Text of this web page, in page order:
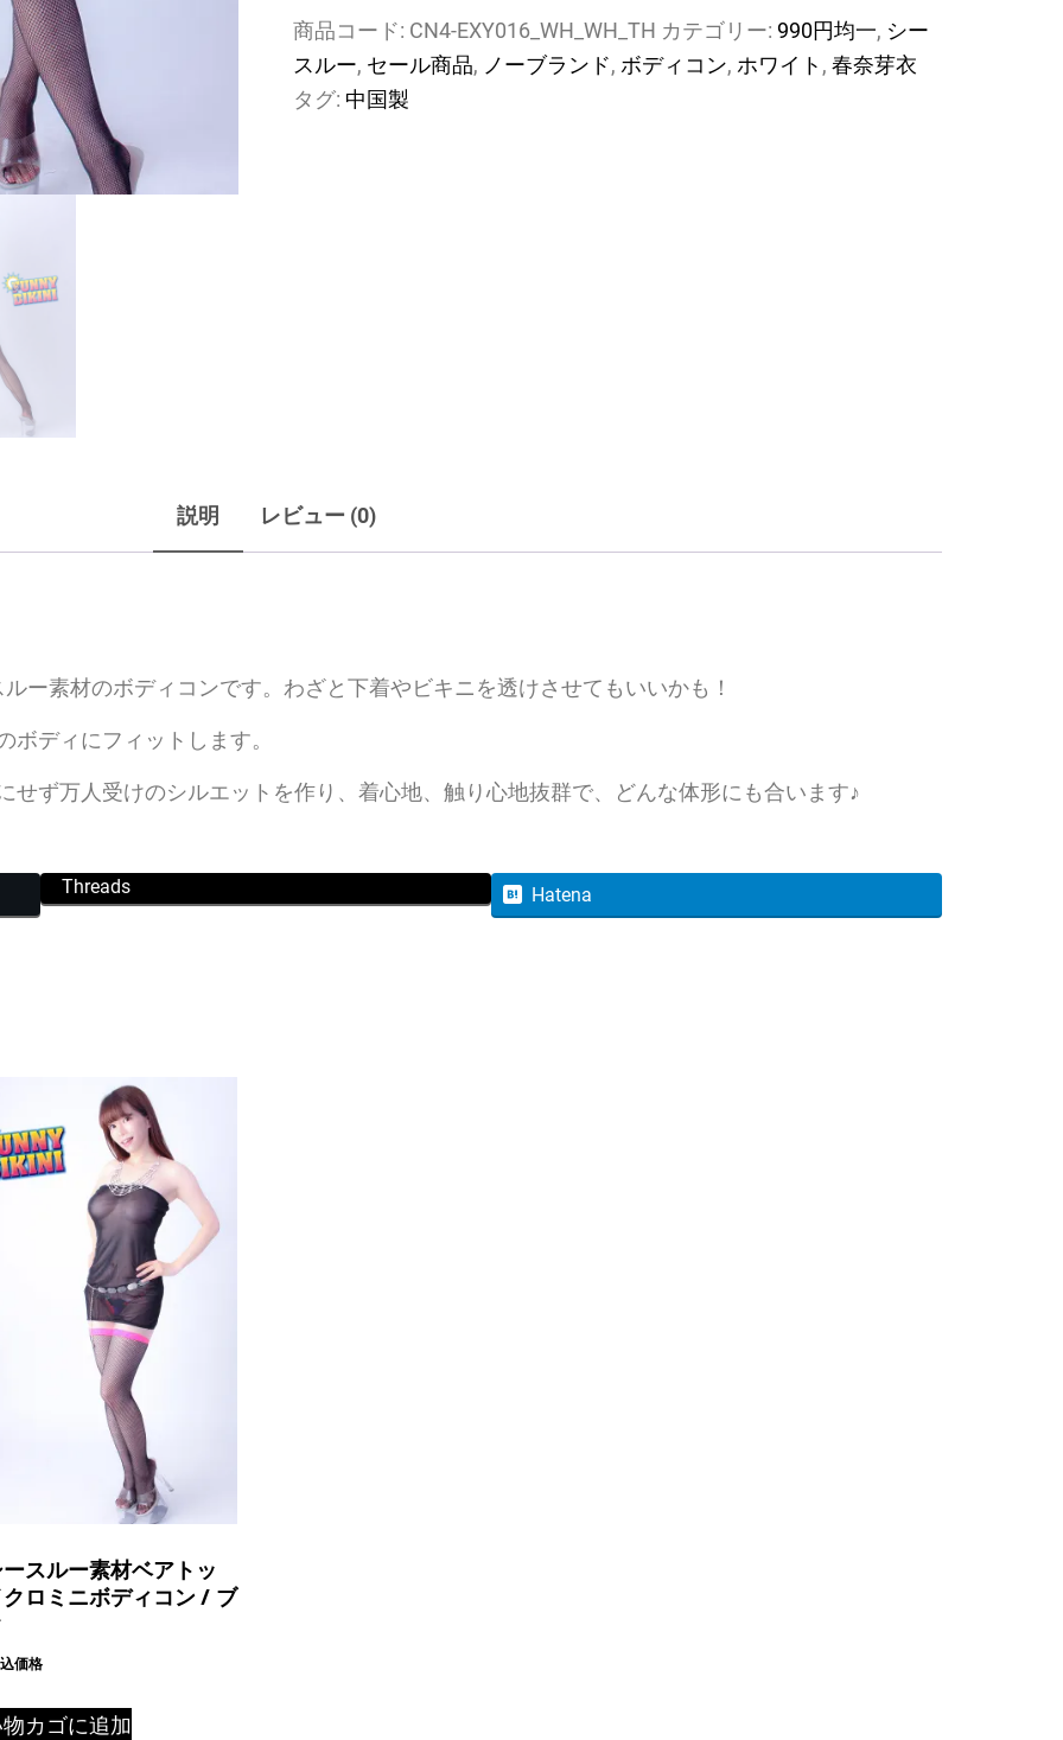
ー
ス
ル
ロ
ミ
ィ
/
商品コード: CN4-EXY016_WH_WH_TH カテゴリー: 990円均一, シー
スルー, セール商品, ノーブランド, ボディコン, ホワイト , 春奈芽衣
タグ: 中国製
説明 レビュー (0)
ー素材のボディコンです。わざと下着やビキニを透けさせてもいいかも！
ディにフィットします。
せず万人受けのシルエットを作り、着心地、触り心地抜群で、どんな体形にも合います♪
Threads Hatena
スルー素材ベアトッ
ロミニボディコン / ブ
価格
カゴに追加